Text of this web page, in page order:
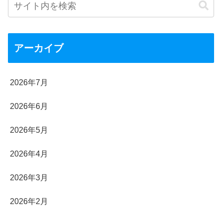
アーカイブ
2026年7月
2026年6月
2026年5月
2026年4月
2026年3月
2026年2月